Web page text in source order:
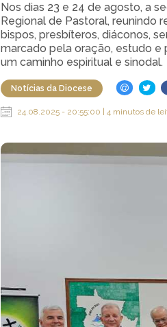
Nos dias 23 e 24 de agosto, a
Regional de Pastoral, reunindo
bispos, presbíteros, diáconos,
marcado pela oração, estudo
um caminho espiritual e sinodal.
Notícias da Diocese
24.08.2025 - 20:55:00 | 4 minutos de